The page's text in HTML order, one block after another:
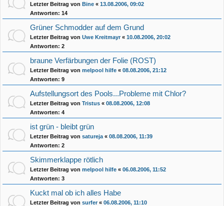
Letzter Beitrag von Bine « 13.08.2006, 09:02
Antworten: 14
Grüner Schmodder auf dem Grund
Letzter Beitrag von Uwe Kreitmayr« 10.08.2006, 20:02
Antworten: 2
braune Verfärbungen der Folie (ROST)
Letzter Beitrag von melpool hilfe « 08.08.2006, 21:12
Antworten: 9
Aufstellungsort des Pools...Probleme mit Chlor?
Letzter Beitrag von Tristus « 08.08.2006, 12:08
Antworten: 4
ist grün - bleibt grün
Letzter Beitrag von satureja « 08.08.2006, 11:39
Antworten: 2
Skimmerklappe rötlich
Letzter Beitrag von melpool hilfe « 06.08.2006, 11:52
Antworten: 3
Kuckt mal ob ich alles Habe
Letzter Beitrag von surfer« 06.08.2006, 11:10